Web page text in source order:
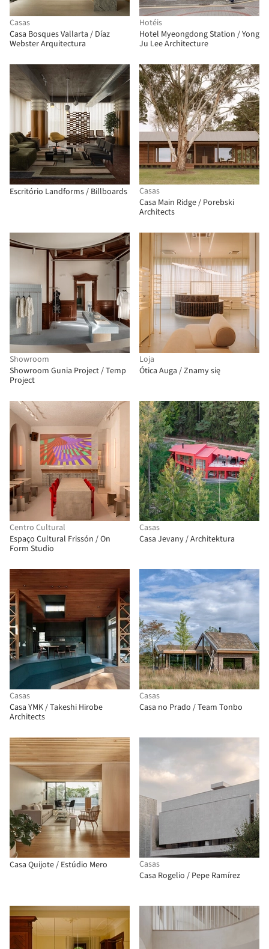
Casas
Casa Bosques Vallarta / Díaz
Webster Arquitectura
Hotéis
Hotel Myeongdong Station / Yong
Ju Lee Architecture
Escritório Landforms / Billboards
Casas
Casa Main Ridge / Porebski
Architects
Showroom
Showroom Gunia Project / Temp
Project
Loja
Ótica Auga / Znamy się
Centro Cultural
Espaço Cultural Frissón / On
Form Studio
Casas
Casa Jevany / Architektura
Casas
Casa YMK / Takeshi Hirobe
Architects
Casas
Casa no Prado / Team Tonbo
Casa Quijote / Estúdio Mero
Casas
Casa Rogelio / Pepe Ramírez